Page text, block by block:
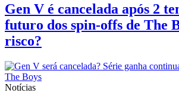
Gen V é cancelada após 2
futuro dos spin-offs de The
risco?
Notícias